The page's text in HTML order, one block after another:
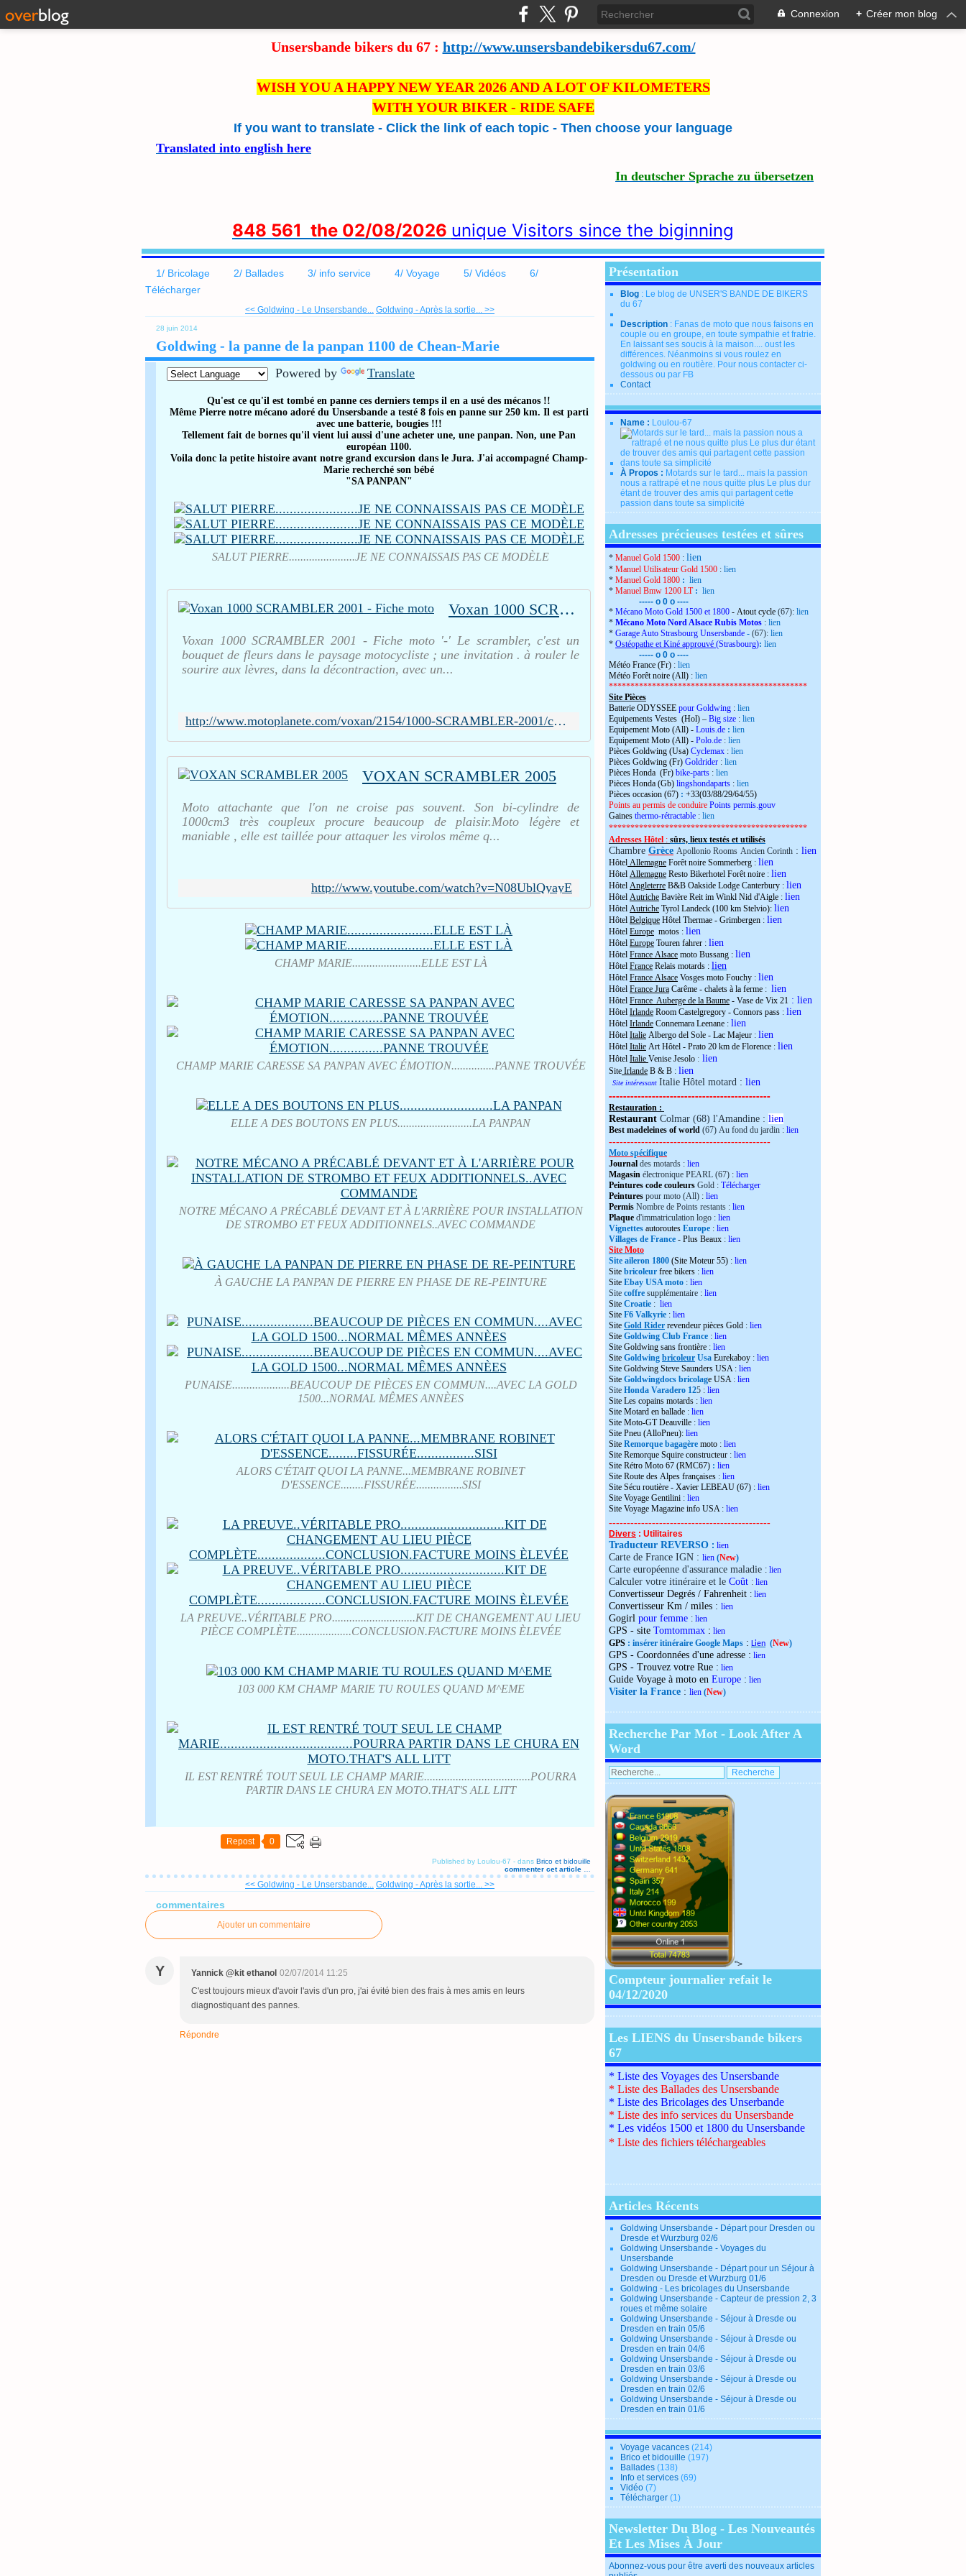
Connexion + Créer mon blog
Unsersbande bikers du 67 : http://www.unsersbandebikersdu67.com/
WISH YOU A HAPPY NEW YEAR 2026 AND A LOT OF KILOMETERS
WITH YOUR BIKER - RIDE SAFE
If you want to translate - Click the link of each topic - Then choose your language
Translated into english here
In deutscher Sprache zu übersetzen
848 561 the 02/08/2026 unique Visitors since the biginning
1/ Bricolage 2/ Ballades 3/ info service 4/ Voyage 5/ Vidéos
6/
Télécharger
<< Goldwing - Le Unsersbande... Goldwing - Après la sortie... >>
28 juin 2014
Goldwing - la panne de la panpan 1100 de Chean-Marie
Powered by Translate
Qu'est ce qu'il est tombé en panne ces derniers temps il en a usé des mécanos !!
Même Pierre notre mécano adoré du Unsersbande a testé 8 fois en panne sur 250 km. Il est parti
avec une batterie, bougies !!!
Tellement fait de bornes qu'il vient lui aussi d'une acheter une, une panpan. Non, une Pan
européan 1100.
Voila donc la petite histoire avant notre grand excursion dans le Jura. J'ai accompagné Champ-
Marie recherché son bébé
"SA PANPAN"
SALUT PIERRE.......................JE NE CONNAISSAIS PAS CE MODÈLE
Voxan 1000 SCRAMBLER 2001 - Fiche moto
Voxan 1000 SCRAMBLER 2001 - Fiche moto '-' Le scrambler, c'est un
bouquet de fleurs dans le paysage motocycliste ; une invitation . à rouler le
sourire aux lèvres, dans la décontraction, avec un...
http://www.motoplanete.com/voxan/2154/1000-SCRAMBLER-2001/contact.html
VOXAN SCRAMBLER 2005
Moto attachante que l'on ne croise pas souvent. Son bi-cylindre de
1000cm3 très coupleux procure beaucoup de plaisir.Moto légère et
maniable , elle est taillée pour attaquer les virolos même q...
http://www.youtube.com/watch?v=N08UblQyayE
CHAMP MARIE........................ELLE EST LÀ
CHAMP MARIE CARESSE SA PANPAN AVEC ÉMOTION...............PANNE TROUVÉE
ELLE A DES BOUTONS EN PLUS..........................LA PANPAN
NOTRE MÉCANO A PRÉCABLÉ DEVANT ET À L'ARRIÈRE POUR INSTALLATION
DE STROMBO ET FEUX ADDITIONNELS..AVEC COMMANDE
À GAUCHE LA PANPAN DE PIERRE EN PHASE DE RE-PEINTURE
PUNAISE....................BEAUCOUP DE PIÈCES EN COMMUN....AVEC LA GOLD
1500...NORMAL MÊMES ANNÈES
ALORS C'ÉTAIT QUOI LA PANNE...MEMBRANE ROBINET
D'ESSENCE........FISSURÉE................SISI
LA PREUVE..VÉRITABLE PRO.............................KIT DE CHANGEMENT AU LIEU
PIÈCE COMPLÈTE...................CONCLUSION.FACTURE MOINS ÈLEVÉE
103 000 KM CHAMP MARIE TU ROULES QUAND M^EME
IL EST RENTRÉ TOUT SEUL LE CHAMP MARIE.....................................POURRA
PARTIR DANS LE CHURA EN MOTO.THAT'S ALL LITT
Repost 0
Published by Loulou-67 - dans Brico et bidouille
commenter cet article
<< Goldwing - Le Unsersbande... Goldwing - Après la sortie... >>
commentaires
Ajouter un commentaire
Y Yannick @kit ethanol 02/07/2014 11:25
C'est toujours mieux d'avoir l'avis d'un pro, j'ai évité bien des frais à mes amis en leurs
diagnostiquant des pannes.
Répondre
Présentation
Blog : Le blog de UNSER'S BANDE DE BIKERS
du 67
Description : Fanas de moto que nous faisons en
couple ou en groupe, en toute sympathie et fratrie.
En laissant ses soucis à la maison.... oust les
différences. Néanmoins si vous roulez en
goldwing ou en routière. Pour nous contacter ci-
dessous ou par FB
Contact
Name : Loulou-67
À Propos : Motards sur le tard... mais la passion
nous a rattrapé et ne nous quitte plus Le plus dur
étant de trouver des amis qui partagent cette
passion dans toute sa simplicité
Adresses précieuses testées et sûres
* Manuel Gold 1500 : lien
* Manuel Utilisateur Gold 1500 : lien
* Manuel Gold 1800 : lien
* Manuel Bmw 1200 LT: lien
----- o 0 o ----
* Mécano Moto Gold 1500 et 1800 - Atout cycle (67): lien
* Mécano Moto Nord Alsace Rubis Motos : lien
* Garage Auto Strasbourg Unsersbande - (67): lien
* Ostéopathe et Kiné approuvé (Strasbourg): lien
----- o 0 o ----
Météo France (Fr) : lien
Météo Forêt noire (All) : lien
**********************************************
Site Pièces
Batterie ODYSSEE pour Goldwing : lien
Equipements Vestes (Hol) – Big size : lien
Equipement Moto (All) - Louis.de : lien
Equipement Moto (All) - Polo.de : lien
Pièces Goldwing (Usa) Cyclemax : lien
Pièces Goldwing (Fr) Goldrider : lien
Pièces Honda (Fr) bike-parts : lien
Pièces Honda (Gb) lingshondaparts : lien
Pièces occasion (67) : +33(03/88/29/64/55)
Points au permis de conduire Points permis.gouv
Gaines thermo-rétractable : lien
**********************************************
Adresses Hôtel : sûrs, lieux testés et utilisés
Chambre Grèce Apollonio Rooms Ancien Corinth : lien
Hôtel Allemagne Forêt noire Sommerberg : lien
Hôtel Allemagne Resto Bikerhotel Forêt noire : lien
Hôtel Angleterre B&B Oakside Lodge Canterbury : lien
Hôtel Autriche Bavière Reit im Winkl Nid d'Aigle : lien
Hôtel Autriche Tyrol Landeck (100 km Stelvio): lien
Hôtel Belgique Hôtel Thermae - Grimbergen : lien
Hôtel Europe motos : lien
Hôtel Europe Touren fahrer : lien
Hôtel France Alsace moto Bussang : lien
Hôtel France Relais motards : lien
Hôtel France Alsace Vosges moto Fouchy : lien
Hôtel France Jura Carême - chalets à la ferme : lien
Hôtel France Auberge de la Baume - Vase de Vix 21 : lien
Hôtel Irlande Room Castelgregory - Connors pass : lien
Hôtel Irlande Connemara Leenane : lien
Hôtel Italie Albergo del Sole - Lac Majeur : lien
Hôtel Italie Art Hôtel - Prato 20 km de Florence : lien
Hôtel Italie Venise Jesolo : lien
Site Irlande B & B : lien
Site intéressant Italie Hôtel motard : lien
---------------------------------------------
Restauration :
Restaurant Colmar (68) l'Amandine : lien
Best madeleines of world (67) Au fond du jardin : lien
---------------------------------------------
Moto spécifique
Journal des motards : lien
Magasin électronique PEARL (67) : lien
Peintures code couleurs Gold : Télécharger
Peintures pour moto (All) : lien
Permis Nombre de Points restants : lien
Plaque d'immatriculation logo : lien
Vignettes autoroutes Europe : lien
Villages de France - Plus Beaux : lien
Site Moto
Site aileron 1800 (Site Moteur 55) : lien
Site bricoleur free bikers : lien
Site Ebay USA moto : lien
Site coffre supplémentaire : lien
Site Croatie : lien
Site F6 Valkyrie : lien
Site Gold Rider revendeur pièces Gold : lien
Site Goldwing Club France : lien
Site Goldwing sans frontière : lien
Site Goldwing bricoleur Usa Eurekaboy : lien
Site Goldwing Steve Saunders USA : lien
Site Goldwingdocs bricolage USA : lien
Site Honda Varadero 125 : lien
Site Les copains motards : lien
Site Motard en ballade : lien
Site Moto-GT Deauville : lien
Site Pneu (AlloPneu): lien
Site Remorque bagagère moto : lien
Site Remorque Squire constructeur : lien
Site Rétro Moto 67 (RMC67) : lien
Site Route des Alpes françaises : lien
Site Sécu routière - Xavier LEBEAU (67) : lien
Site Voyage Gentilini : lien
Site Voyage Magazine info USA: lien
---------------------------------------------
Divers : Utilitaires
Traducteur REVERSO : lien
Carte de France IGN : lien (New)
Carte européenne d'assurance maladie : lien
Calculer votre itinéraire et le Coût : lien
Convertisseur Degrés / Fahrenheit : lien
Convertisseur Km / miles : lien
Gogirl pour femme : lien
GPS - site Tomtommax : lien
GPS : insérer itinéraire Google Maps : Lien (New)
GPS - Coordonnées d'une adresse : lien
GPS - Trouvez votre Rue : lien
Guide Voyage à moto en Europe : lien
Visiter la France : lien (New)
Recherche Par Mot - Look After A
Word
">
Compteur journalier refait le
04/12/2020
Les LIENS du Unsersbande bikers
67
* Liste des Voyages des Unsersbande
* Liste des Ballades des Unsersbande
* Liste des Bricolages des Unserbande
* Liste des info services du Unsersbande
* Les vidéos 1500 et 1800 du Unsersbande
* Liste des fichiers téléchargeables
Articles Récents
Goldwing Unsersbande - Départ pour Dresden ou
Dresde et Wurzburg 02/6
Goldwing Unsersbande - Voyages du
Unsersbande
Goldwing Unsersbande - Départ pour un Séjour à
Dresden ou Dresde et Wurzburg 01/6
Goldwing - Les bricolages du Unsersbande
Goldwing Unsersbande - Capteur de pression 2, 3
roues et même solaire
Goldwing Unsersbande - Séjour à Dresde ou
Dresden en train 05/6
Goldwing Unsersbande - Séjour à Dresde ou
Dresden en train 04/6
Goldwing Unsersbande - Séjour à Dresde ou
Dresden en train 03/6
Goldwing Unsersbande - Séjour à Dresde ou
Dresden en train 02/6
Goldwing Unsersbande - Séjour à Dresde ou
Dresden en train 01/6
Voyage vacances (214)
Brico et bidouille (197)
Ballades (138)
Info et services (69)
Vidéo (7)
Télécharger (1)
Newsletter Du Blog - Les Nouveautés
Et Les Mises À Jour
Abonnez-vous pour être averti des nouveaux articles